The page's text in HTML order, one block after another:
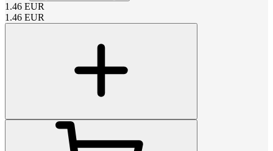
1.46 EUR
1.46 EUR